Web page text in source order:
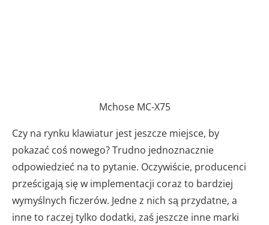
Mchose MC-X75
Czy na rynku klawiatur jest jeszcze miejsce, by
pokazać coś nowego? Trudno jednoznacznie
odpowiedzieć na to pytanie. Oczywiście, producenci
prześcigają się w implementacji coraz to bardziej
wymyślnych ficzerów. Jedne z nich są przydatne, a
inne to raczej tylko dodatki, zaś jeszcze inne marki